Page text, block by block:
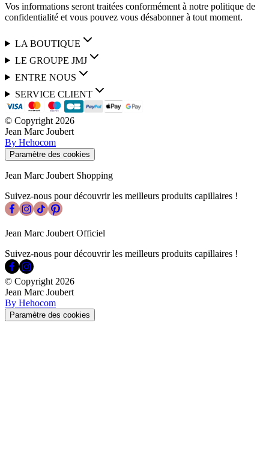
Vos informations seront traitées conformément à notre politique de
confidentialité et vous pouvez vous désabonner à tout moment.
LA BOUTIQUE
LE GROUPE JMJ
ENTRE NOUS
SERVICE CLIENT
© Copyright 2026
Jean Marc Joubert
By Hehocom
Paramètre des cookies
Jean Marc Joubert Shopping
Suivez-nous pour découvrir les meilleurs produits capillaires !
Jean Marc Joubert Officiel
Suivez-nous pour découvrir les meilleurs produits capillaires !
© Copyright 2026
Jean Marc Joubert
By Hehocom
Paramètre des cookies